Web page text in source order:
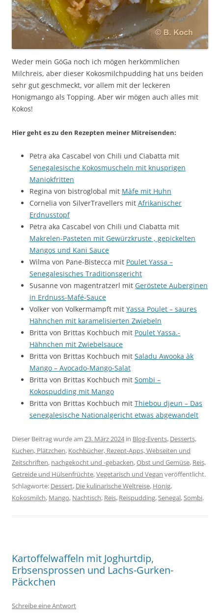
Weder mein GöGa noch ich mögen herkömmlichen
Milchreis, aber dieser Kokosmilchpudding hat uns beiden
sehr gut geschmeckt, vor allem mit der leckeren
Honigmango als Topping. Aber wir mögen auch alles mit
Kokos!
Hier geht es zu den Rezepten meiner Mitreisenden:
Petra aka Cascabel von Chili und Ciabatta mit
Senegalesische Kokosmuscheln mit knusprigen
Maniokfritten
Regina von bistroglobal mit Màfe mit Huhn
Cornelia von SilverTravellers mit Afrikanischer
Erdnusstopf
Petra aka Cascabel von Chili und Ciabatta mit
Makrelen-Pasteten mit Gewürzkruste , gepickelten
Mangos und Kani Sauce
Wilma von Pane-Bistecca mit Poulet Yassa –
Senegalesisches Traditionsgericht
Susanne von magentratzerl mit Geröstete Auberginen
in Erdnuss-Mafé-Sauce
Volker von Volkermampft mit Yassa Poulet – saures
Hähnchen mit karamelisierten Zwiebeln
Britta von Brittas Kochbuch mit Poulet Yassa.-
Hähnchen mit Zwiebelsauce
Britta von Brittas Kochbuch mit Saladu Awooka àk
Mango – Avocado-Mango-Salat
Britta von Brittas Kochbuch mit Sombi –
Kokospudding mit Mango
Britta von Brittas Kochbuch mit Thiebou djeun – Das
senegalesische Nationalgericht etwas abgewandelt
Dieser Beitrag wurde am 23. März 2024in Blog-Events, Desserts,
Kuchen, Plätzchen, Kochbücher, Rezept-Apps, Webseiten und
Zeitschriften, nachgekocht und -gebacken,Obst und Gemüse, Reis,
Getreide und Hülsenfrüchte,Vegetarisch und Vegan veröffentlicht.
Schlagworte: Dessert, Die kulinarische Weltreise, Honig,
Kokosmilch, Mango, Nachtisch, Reis, Reispudding,Senegal,Sombi.
Kartoffelwaffeln mit Joghurtdip,
Erbsensprossen und Lachs-Gurken-
Päckchen
Schreibe eine Antwort